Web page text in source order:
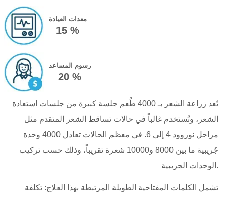
معدات العيادة
15 %
رسوم المساعد
20 %
تُعد زراعة الشعر بـ 4000 طُعم جلسة كبيرة من جلسات استعادة
الشعر، وتُستخدم غالباً في حالات تساقط الشعر المتقدم مثل
مراحل نوروود 4 إلى 6. في معظم الحالات تعادل 4000 وحدة
جُريبية ما بين 8000 و10000 شعرة تقريباً، وذلك حسب تركيب
الوحدات الجريبية.
تشمل الكلمات المفتاحية الطويلة المرتبطة بهذا العلاج: تكلفة